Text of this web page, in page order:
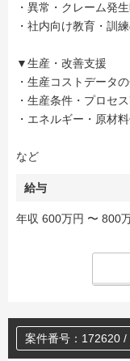
・異常・クレーム発
・社内向け教育・訓
▼生産・改善支援
・生産コストデータ
・生産条件・プロセ
・エネルギー・原材
など
給与
年収 600万円 〜 800
案件番号：172620 /